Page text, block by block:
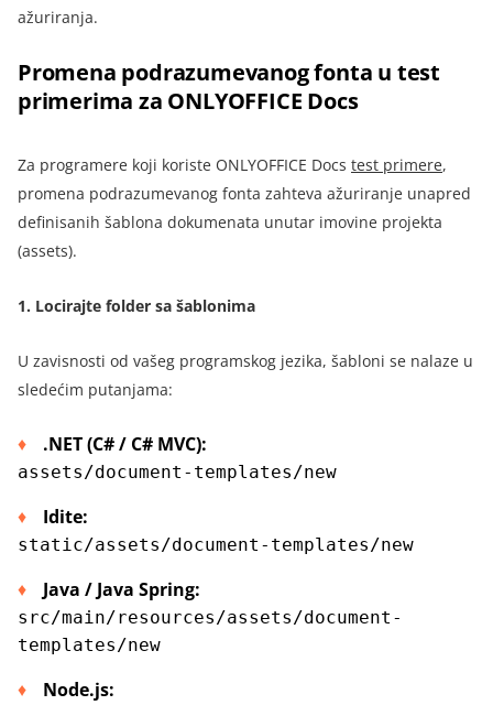
ažuriranja.
Promena podrazumevanog fonta u test
primerima za ONLYOFFICE Docs
Za programere koji koriste ONLYOFFICE Docs test primere,
promena podrazumevanog fonta zahteva ažuriranje unapred
definisanih šablona dokumenata unutar imovine projekta
(assets).
1. Locirajte folder sa šablonima
U zavisnosti od vašeg programskog jezika, šabloni se nalaze u
sledećim putanjama:
.NET (C# / C# MVC):
assets/document-templates/new
Idite:
static/assets/document-templates/new
Java / Java Spring:
src/main/resources/assets/document-
templates/new
Node.js: